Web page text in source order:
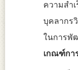
ความสำ
บุคลากร
ในการพั
เกณฑ์กา